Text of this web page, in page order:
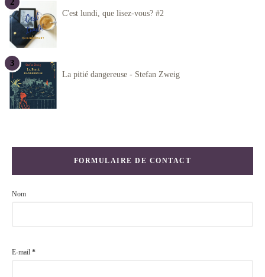
C'est lundi, que lisez-vous? #2
La pitié dangereuse - Stefan Zweig
FORMULAIRE DE CONTACT
Nom
E-mail *